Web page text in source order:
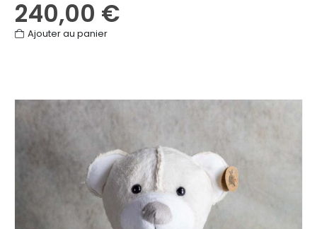
240,00 €
Ajouter au panier